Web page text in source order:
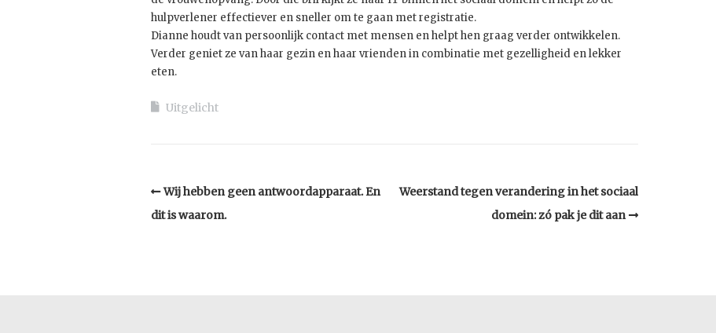
hulpverlener effectiever en sneller om te gaan met registratie.
Dianne houdt van persoonlijk contact met mensen en helpt hen graag verder ontwikkelen.
Verder geniet ze van haar gezin en haar vrienden in combinatie met gezelligheid en lekker
eten.
Uitgelicht
Wij hebben geen antwoordapparaat. En
dit is waarom.
Weerstand tegen verandering in het sociaal
domein: zó pak je dit aan